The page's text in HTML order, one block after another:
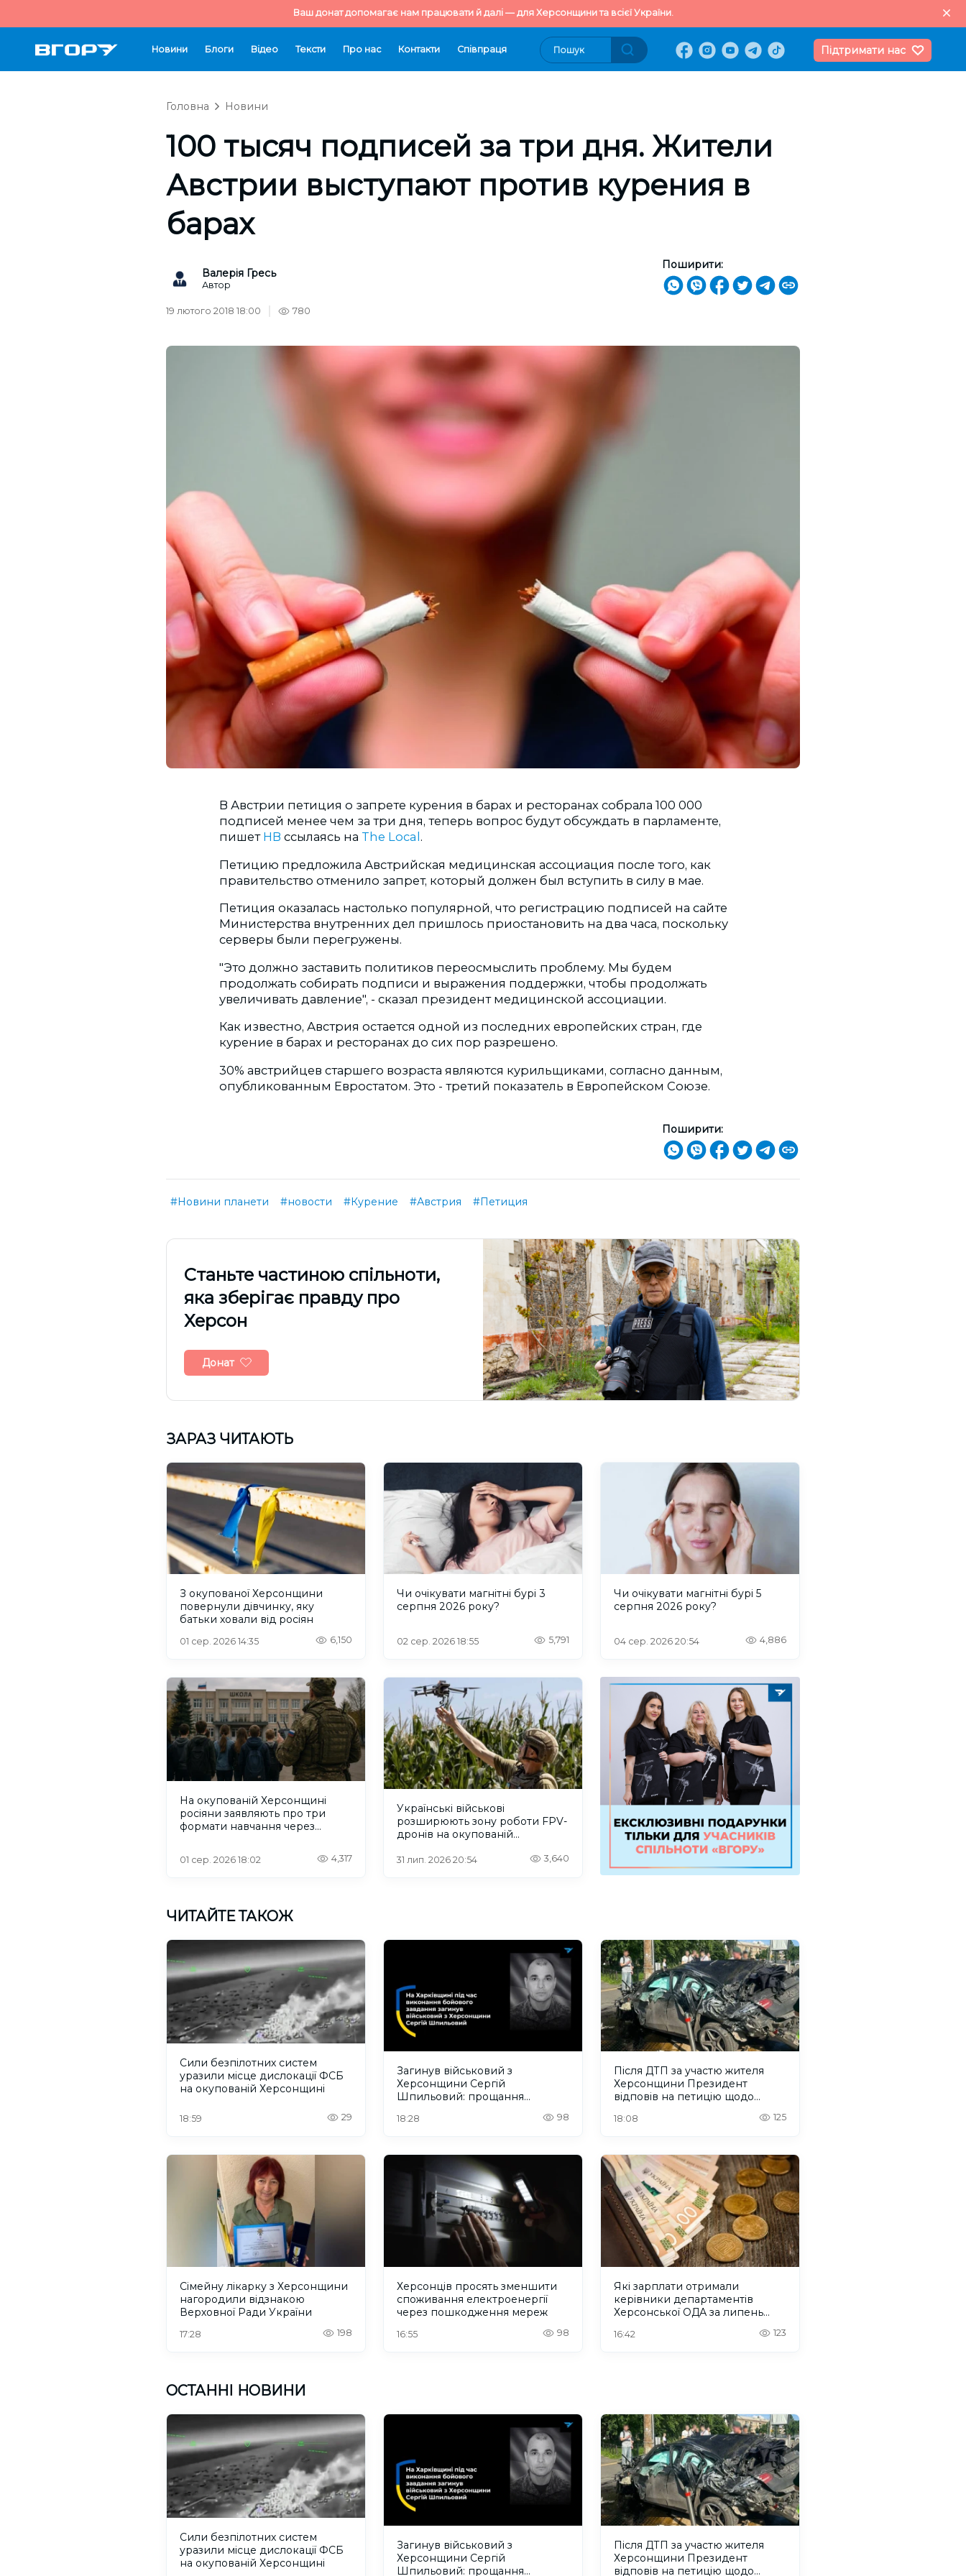
Ваш донат допомагає нам працювати й далі — для Херсонщини та всієї України.
Новини Блоги Відео Тексти Про нас Контакти Cпівпраця Підтримати нас
Головна Новини
100 тысяч подписей за три дня. Жители
Австрии выступают против курения в
барах
Валерія Гресь
Автор
Поширити:
19 лютого 2018 18:00 780
В Австрии петиция о запрете курения в барах и ресторанах собрала 100 000
подписей менее чем за три дня, теперь вопрос будут обсуждать в парламенте,
пишет НВ ссылаясь на The Local .
Петицию предложила Австрийская медицинская ассоциация после того, как
правительство отменило запрет, который должен был вступить в силу в мае.
Петиция оказалась настолько популярной, что регистрацию подписей на сайте
Министерства внутренних дел пришлось приостановить на два часа, поскольку
серверы были перегружены.
"Это должно заставить политиков переосмыслить проблему. Мы будем
продолжать собирать подписи и выражения поддержки, чтобы продолжать
увеличивать давление", - сказал президент медицинской ассоциации.
Как известно, Австрия остается одной из последних европейских стран, где
курение в барах и ресторанах до сих пор разрешено.
30% австрийцев старшего возраста являются курильщиками, согласно данным,
опубликованным Евростатом. Это - третий показатель в Европейском Союзе.
Поширити:
#Новини планети #новости #Курение #Австрия #Петиция
Cтаньте частиною спільноти,
яка зберігає правду про
Херсон
Донат
ЗАРАЗ ЧИТАЮТЬ
З окупованої Херсонщини
повернули дівчинку, яку
батьки ховали від росіян
01 сер. 2026 14:35 6,150
Чи очікувати магнітні бурі 3
серпня 2026 року?
02 сер. 2026 18:55 5,791
Чи очікувати магнітні бурі 5
серпня 2026 року?
04 сер. 2026 20:54 4,886
На окупованій Херсонщині
росіяни заявляють про три
формати навчання через
01 сер. 2026 18:02 4,317
Українські військові
розширюють зону роботи FPV-
дронів на окупованій
31 лип. 2026 20:54 3,640
ЧИТАЙТЕ ТАКОЖ
Сили безпілотних систем
уразили місце дислокації ФСБ
на окупованій Херсонщині
18:59 29
Загинув військовий з
Херсонщини Сергій
Шпильовий: прощання
18:28 98
Після ДТП за участю жителя
Херсонщини Президент
відповів на петицію щодо
18:08 125
Сімейну лікарку з Херсонщини
нагородили відзнакою
Верховної Ради України
17:28 198
Херсонців просять зменшити
споживання електроенергії
через пошкодження мереж
16:55 98
Які зарплати отримали
керівники департаментів
Херсонської ОДА за липень
16:42 123
ОСТАННІ НОВИНИ
Сили безпілотних систем
уразили місце дислокації ФСБ
на окупованій Херсонщині
Загинув військовий з
Херсонщини Сергій
Шпильовий: прощання
Після ДТП за участю жителя
Херсонщини Президент
відповів на петицію щодо